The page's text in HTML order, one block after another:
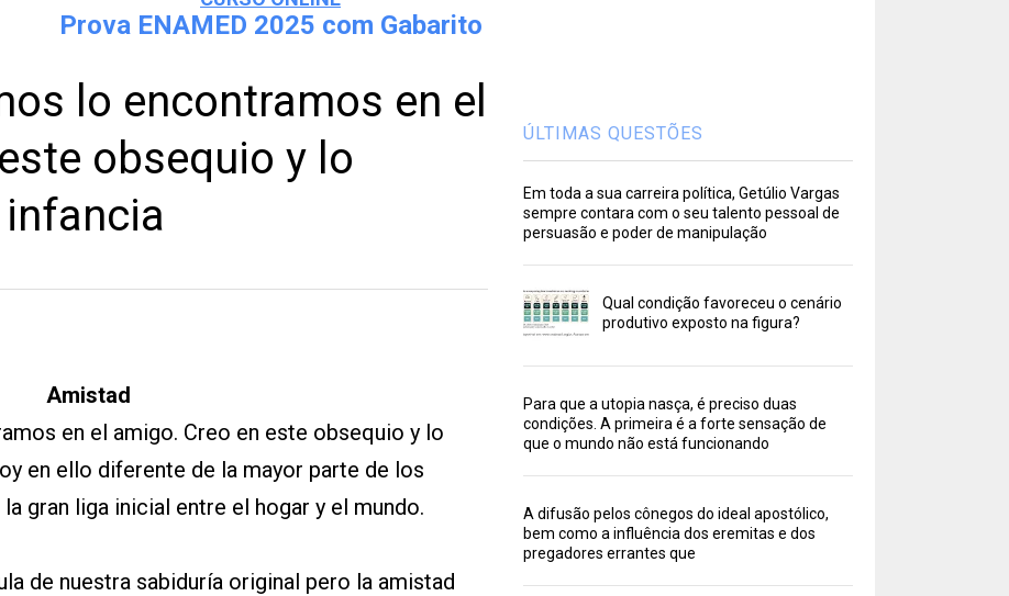
Prova ENAMED 2025 com Gabarito
lo encontramos en el
obsequio y lo
Amistad
en el amigo. Creo en este obsequio y lo
en ello diferente de la mayor parte de los
gran liga inicial entre el hogar y el mundo.
de nuestra sabiduría original pero la amistad
ÚLTIMAS QUESTÕES
Em toda a sua carreira política, Getúlio Vargas
sempre contara com o seu talento pessoal de
persuasão e poder de manipulação
Qual condição favoreceu o cenário
produtivo exposto na figura?
Para que a utopia nasça, é preciso duas
condições. A primeira é a forte sensação de
que o mundo não está funcionando
A difusão pelos cônegos do ideal apostólico,
bem como a influência dos eremitas e dos
pregadores errantes que